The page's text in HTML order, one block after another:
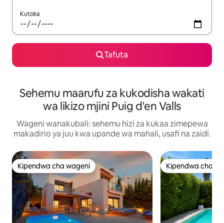
Kutoka
Tafuta
Sehemu maarufu za kukodisha wakati
wa likizo mjini Puig d'en Valls
Wageni wanakubali: sehemu hizi za kukaa zimepewa
makadirio ya juu kwa upande wa mahali, usafi na zaidi.
Kipendwa cha wageni
Kipendwa cha wageni Kipendwa cha
Kipendwa cha